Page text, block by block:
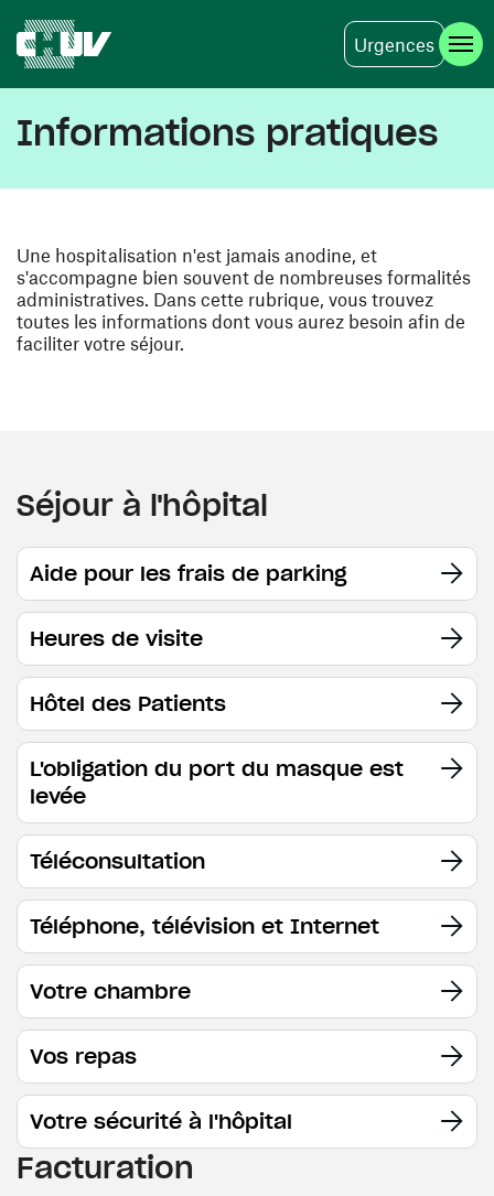
Urgences
Informations pratiques
Une hospitalisation n'est jamais anodine, et
s'accompagne bien souvent de nombreuses formalités
administratives. Dans cette rubrique, vous trouvez
toutes les informations dont vous aurez besoin afin de
faciliter votre séjour.
Séjour à l'hôpital
Aide pour les frais de parking
Heures de visite
Hôtel des Patients
L'obligation du port du masque est
levée
Téléconsultation
Téléphone, télévision et Internet
Votre chambre
Vos repas
Votre sécurité à l'hôpital
Facturation